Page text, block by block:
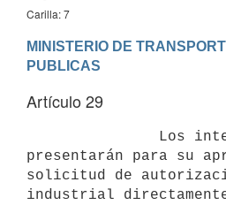
Carilla: 7
MINISTERIO DE
PUBLICAS
Artículo 29
presentarán para su
solicitud de
industrial